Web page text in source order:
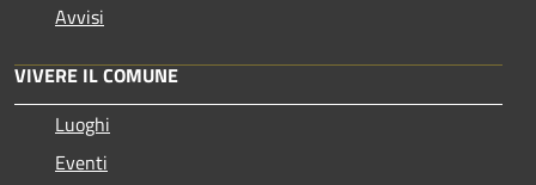
Avvisi
VIVERE IL COMUNE
Luoghi
Eventi